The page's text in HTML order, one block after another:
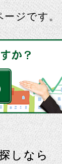
ジです。
しなら